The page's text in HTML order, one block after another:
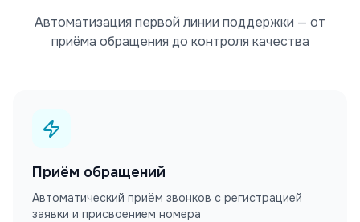
Автоматизация первой линии поддержки — от
приёма обращения до контроля качества
Приём обращений
Автоматический приём звонков с регистрацией
заявки и присвоением номера